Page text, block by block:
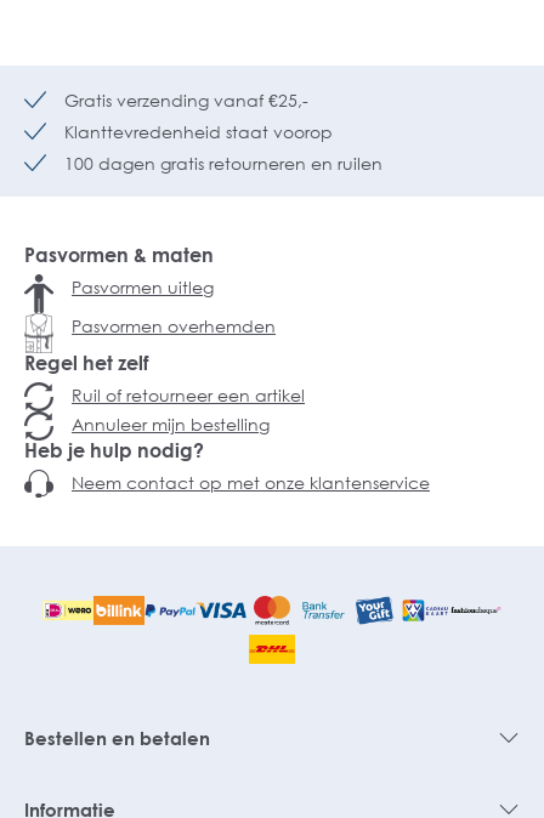
Gratis verzending vanaf €25,-
Klanttevredenheid staat voorop
100 dagen gratis retourneren en ruilen
Pasvormen & maten
Pasvormen uitleg
Pasvormen overhemden
Regel het zelf
Ruil of retourneer een artikel
Annuleer mijn bestelling
Heb je hulp nodig?
Neem contact op met onze klantenservice
Bestellen en betalen
Informatie